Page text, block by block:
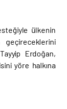
ülkenin
Erdoğan,
yöre halkına